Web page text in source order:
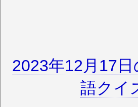
2023年12月17
語クイ